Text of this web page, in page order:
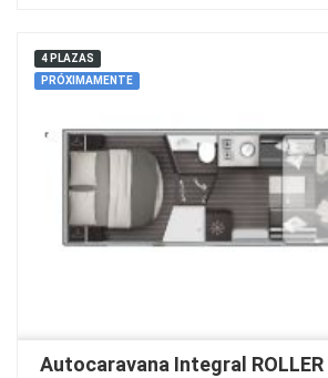
4 PLAZAS
PRÓXIMAMENTE
Autocaravana Integral